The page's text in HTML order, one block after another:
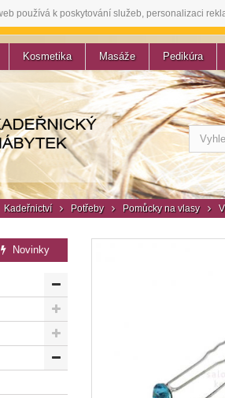
používá k poskytování služeb, personalizaci
Kosmetika Masáže Pedikúra
Kadeřnictví Potřeby Pomůcky na vlasy
Novinky